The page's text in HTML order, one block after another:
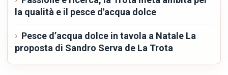
la qualità e il pesce d'acqua dolce
Pesce d’acqua dolce in tavola a Natale La
proposta di Sandro Serva de La Trota